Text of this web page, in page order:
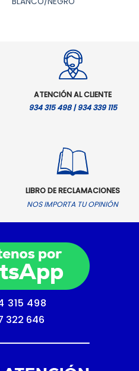
ATENCIÓN AL CLIENTE
934 315 498 | 934 339 115
LIBRO DE RECLAMACIONES
NOS IMPORTA TU OPINIÓN
315 498
322 646